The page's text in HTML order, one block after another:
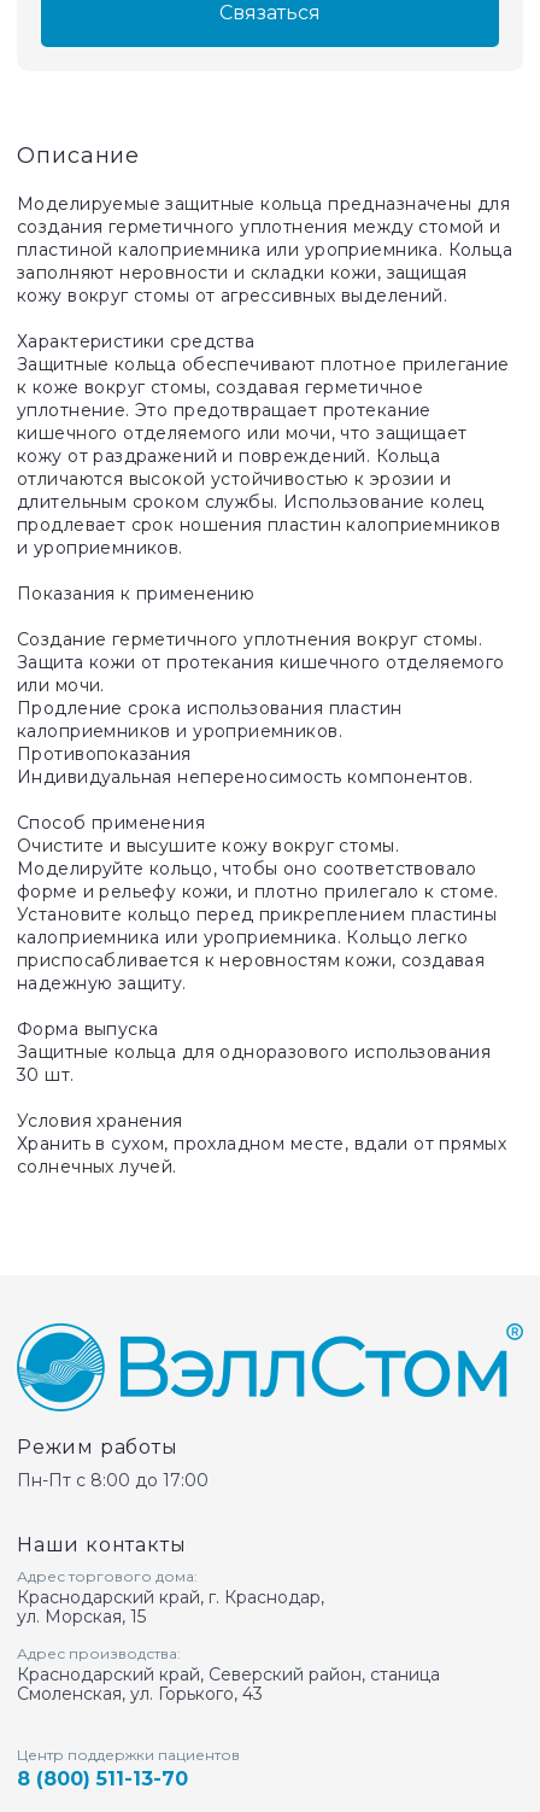
Связаться
Описание
Моделируемые защитные кольца предназначены для
создания герметичного уплотнения между стомой и
пластиной калоприемника или уроприемника. Кольца
заполняют неровности и складки кожи, защищая
кожу вокруг стомы от агрессивных выделений.
Характеристики средства
Защитные кольца обеспечивают плотное прилегание
к коже вокруг стомы, создавая герметичное
уплотнение. Это предотвращает протекание
кишечного отделяемого или мочи, что защищает
кожу от раздражений и повреждений. Кольца
отличаются высокой устойчивостью к эрозии и
длительным сроком службы. Использование колец
продлевает срок ношения пластин калоприемников
и уроприемников.
Показания к применению
Создание герметичного уплотнения вокруг стомы.
Защита кожи от протекания кишечного отделяемого
или мочи.
Продление срока использования пластин
калоприемников и уроприемников.
Противопоказания
Индивидуальная непереносимость компонентов.
Способ применения
Очистите и высушите кожу вокруг стомы.
Моделируйте кольцо, чтобы оно соответствовало
форме и рельефу кожи, и плотно прилегало к стоме.
Установите кольцо перед прикреплением пластины
калоприемника или уроприемника. Кольцо легко
приспосабливается к неровностям кожи, создавая
надежную защиту.
Форма выпуска
Защитные кольца для одноразового использования
30 шт.
Условия хранения
Хранить в сухом, прохладном месте, вдали от прямых
солнечных лучей.
Режим работы
Пн-Пт с 8:00 до 17:00
Наши контакты
Адрес торгового дома:
Краснодарский край, г. Краснодар,
ул. Морская, 15
Адрес производства:
Краснодарский край, Северский район, станица
Смоленская, ул. Горького, 43
Центр поддержки пациентов
8 (800) 511-13-70